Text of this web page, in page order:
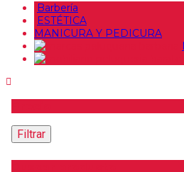
Barbería
ESTÉTICA
MANICURA Y PEDICURA
Filtrar